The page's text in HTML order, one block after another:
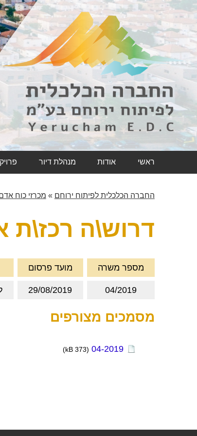
ראשי אודות מנהלת דיור
החברה הכלכלית לפיתוח ירוחם » מכרזי כוח
דרוש\ה רכז\ת
מספר משרה
04/2019
מועד פרסום
29/08/2019
מסמכים מצורפים
04-2019
(373 kB)